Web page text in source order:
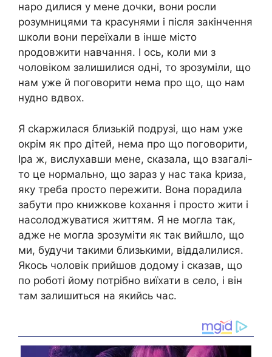
наро дилися у мене дочки, вони росли
розумницями та красунями і після закінчення
школи вони переїхали в інше місто
nродовжити навчання. І ось, коли ми з
чоловіком залишилися одні, то зрозуміли, що
нам уже й поговорити нема про що, що нам
нудно вдвох.
Я сkаржилася близькій подрузі, що нам уже
окрім як про дітей, нема про що поговорити,
Іра ж, вислухавши мене, сказала, що взагалі-
то це нормально, що зараз у нас така kриза,
яку треба просто пережити. Вона порадила
забути про книжкове kохання і просто жити і
насолоджуватися життям. Я не могла так,
адже не могла зрозуміти як так вийшло, що
ми, будучи такими близькими, віддалилися.
Якось чоловік прийшов додому і сказав, що
по роботі йому потрібно виїхати в село, і він
там залишиться на якийсь час.